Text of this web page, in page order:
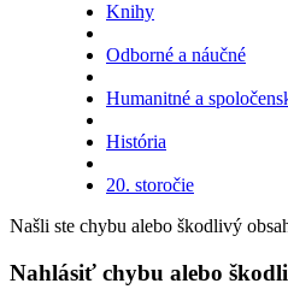
Knihy
Odborné a náučné
Humanitné a
História
20. storočie
Našli ste chybu alebo škodlivý
Nahlásiť chybu alebo